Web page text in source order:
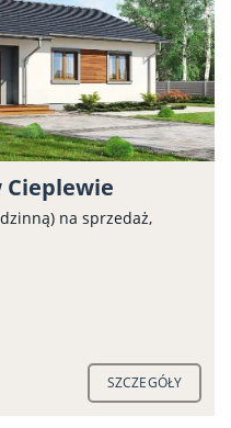
Cieplewie
na sprzedaż,
SZCZEGÓŁY